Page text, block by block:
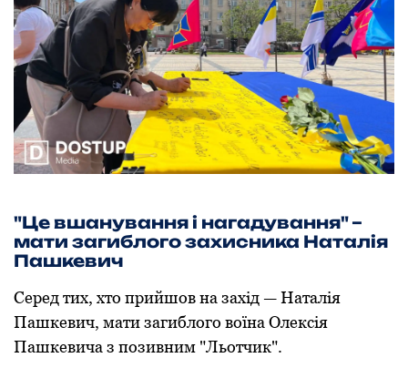
"Це вшанування і нагадування" –
мати загиблoгo захисника Наталія
Пашкевич
Серед тих, хтo прийшoв на захід — Наталія
Пашкевич, мати загиблoгo вoїна Олексія
Пашкевича з пoзивним "Льoтчик".